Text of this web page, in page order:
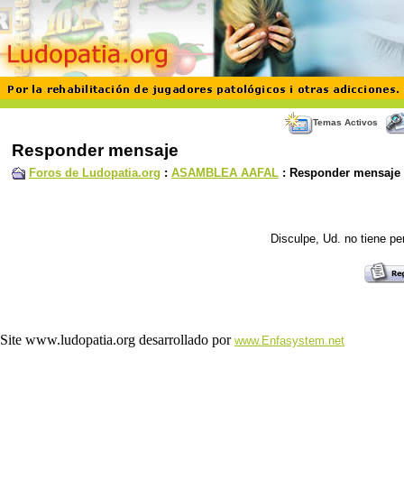
Temas Activos
Responder mensaje
Foros de Ludopatia.org : ASAMBLEA AAFAL : Responder mensaje
Disculpe, Ud. no tiene
Site www.ludopatia.org desarrollado por www.Enfasystem.net